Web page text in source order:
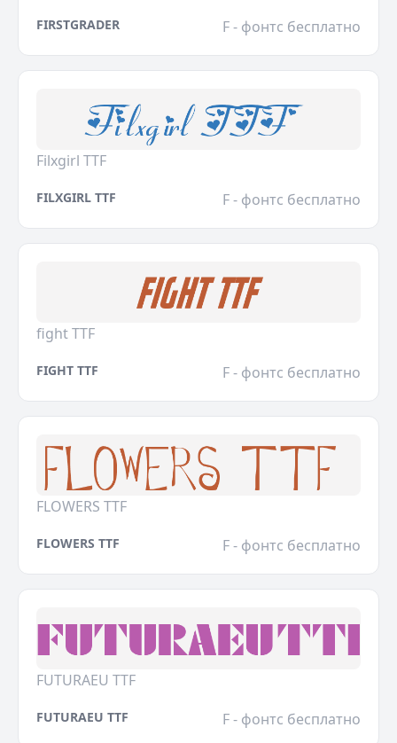
FIRSTGRADER F - фонтс бесплатно
Filxgirl TTF
FILXGIRL TTF F - фонтс бесплатно
fight TTF
FIGHT TTF F - фонтс бесплатно
FLOWERS TTF
FLOWERS TTF F - фонтс бесплатно
FUTURAEU TTF
FUTURAEU TTF F - фонтс бесплатно